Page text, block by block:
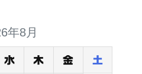
年8月
水 木 金 土